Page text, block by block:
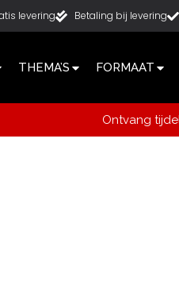
levering Betaling bij levering
THEMA’S FORMAAT
Ontvang